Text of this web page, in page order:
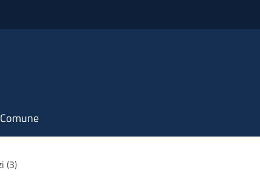
(3)